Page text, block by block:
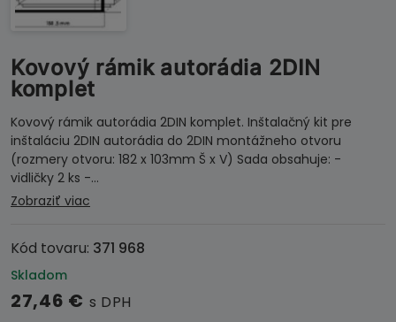
Kovový rámik autorádia 2DIN
komplet
Kovový rámik autorádia 2DIN komplet. Inštalačný kit pre
inštaláciu 2DIN autorádia do 2DIN montážneho otvoru
(rozmery otvoru: 182 x 103mm Š x V) Sada obsahuje: -
vidličky 2 ks -…
Zobraziť viac
Kód tovaru: 371 968
Skladom
27,46 € s DPH